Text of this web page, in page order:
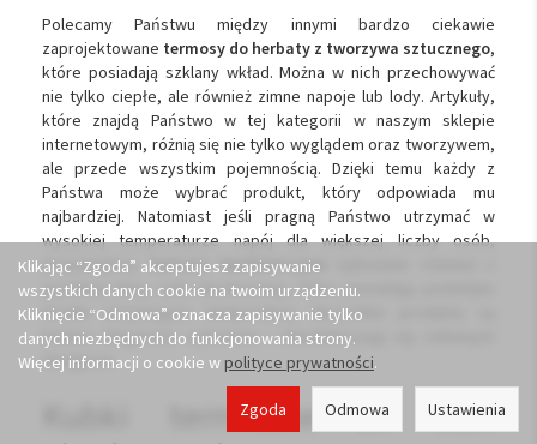
Polecamy Państwu między innymi bardzo ciekawie
zaprojektowane termosy do herbaty z tworzywa sztucznego,
które posiadają szklany wkład. Można w nich przechowywać
nie tylko ciepłe, ale również zimne napoje lub lody. Artykuły,
które znajdą Państwo w tej kategorii w naszym sklepie
internetowym, różnią się nie tylko wyglądem oraz tworzywem,
ale przede wszystkim pojemnością. Dzięki temu każdy z
Państwa może wybrać produkt, który odpowiada mu
najbardziej. Natomiast jeśli pragną Państwo utrzymać w
wysokiej temperaturze napój dla większej liczby osób,
proponujemytermosy konferencyjne
wysokiej klasy stali nierdzewnej, które posiadają podwójne
ścianki utrzymujące temperaturę. Wszystkie produkty są
bardzo elegancko wykonane i charakteryzują się ciekawym
designem.
Kubki termiczne ze stali
Klikając “Zgoda” akceptujesz zapisywanie
wszystkich danych cookie na twoim urządzeniu.
Kliknięcie “Odmowa” oznacza zapisywanie tylko
danych niezbędnych do funkcjonowania strony.
Więcej informacji o cookie w polityce prywatności.
Ustawienia
Odmowa
Zgoda